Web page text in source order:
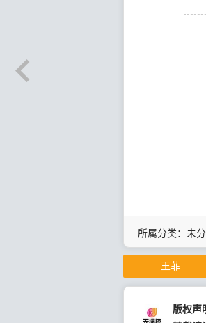
所属分类：未
王菲
版权声